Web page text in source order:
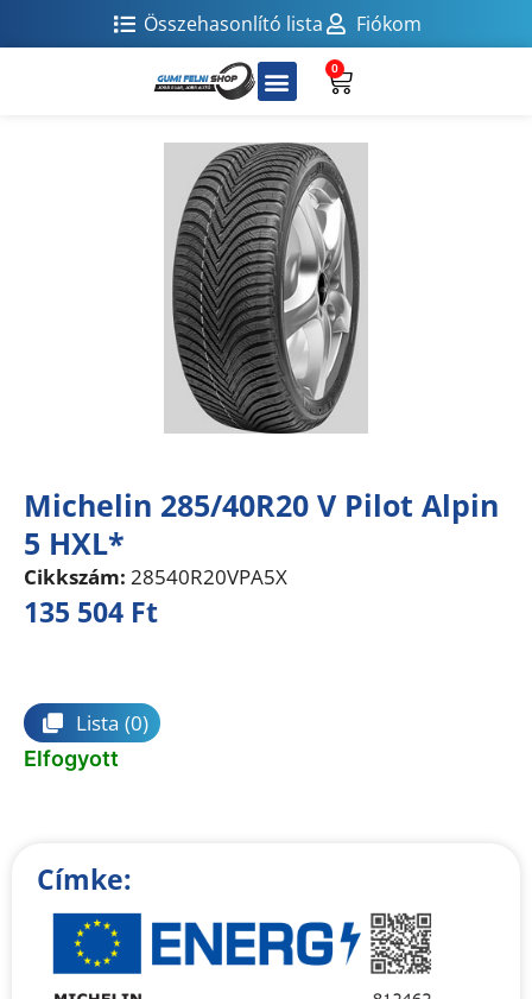
Összehasonlító lista Fiókom
0
Michelin 285/40R20 V Pilot Alpin
5 HXL*
Cikkszám: 28540R20VPA5X
135 504 Ft
Lista (0)
Elfogyott
Címke: